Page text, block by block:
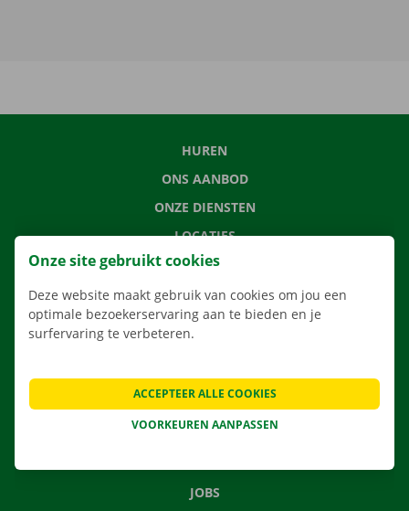
HUREN
ONS AANBOD
ONZE DIENSTEN
LOCATIES
APP
VERHUISOPLOSSINGEN
CONTACTEER ONS
VEELGESTELDE VRAGEN
JOBS
Onze site gebruikt cookies
Deze website maakt gebruik van cookies om jou een
optimale bezoekerservaring aan te bieden en je
surfervaring te verbeteren.
VOORKEUREN AANPASSEN
ACCEPTEER ALLE COOKIES